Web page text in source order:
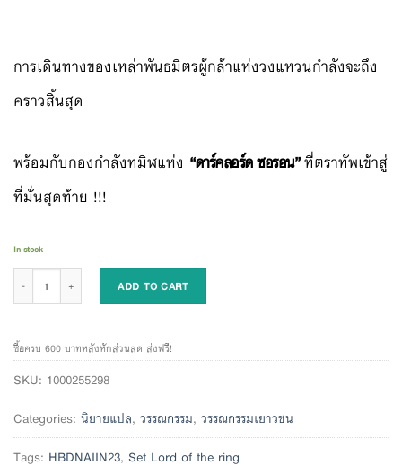
การเดินทางของเหล่าพันธมิตรผู้กล้าแห่งวงแหวนกำลังจะถึง
คราวสิ้นสุด
พร้อมกับกองกำลังทมิฬแห่ง “ดาร์คลอร์ด ซอรอน”ที่ตราทัพเข้าสู่
ที่มั่นสุดท้าย !!!
In stock
ADD TO CART
ซื้อครบ 600 บาทหลังหักส่วนลด ส่งฟรี!
SKU: 1000255298
Categories: นิยายแปล, วรรณกรรม, วรรณกรรมเยาวชน
Tags: HBDNAIIN23, Set Lord of the ring